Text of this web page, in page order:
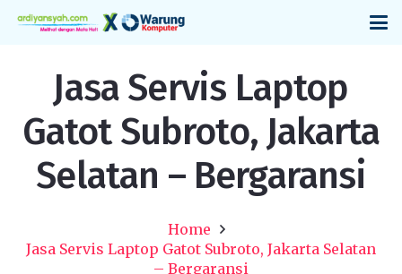
Jasa Servis Laptop
Gatot Subroto, Jakarta
Selatan – Bergaransi
Home
Jasa Servis Laptop Gatot Subroto, Jakarta Selatan
– Bergaransi